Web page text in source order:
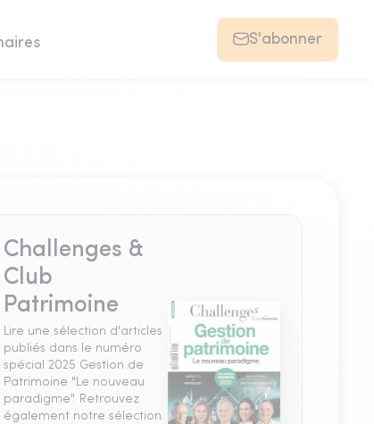
S'abonner
Challenges &
Club
Patrimoine
Lire une sélection d'articles
publiés dans le numéro
spécial 2025 Gestion de
Patrimoine "Le nouveau
paradigme". Retrouvez
également notre sélection